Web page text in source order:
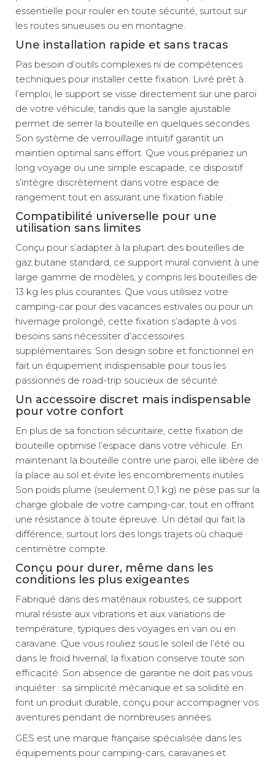
essentielle pour rouler en toute sécurité, surtout sur
les routes sinueuses ou en montagne.
Une installation rapide et sans tracas
Pas besoin d’outils complexes ni de compétences
techniques pour installer cette fixation. Livré prêt à
l’emploi, le support se visse directement sur une paroi
de votre véhicule, tandis que la sangle ajustable
permet de serrer la bouteille en quelques secondes.
Son système de verrouillage intuitif garantit un
maintien optimal sans effort. Que vous prépariez un
long voyage ou une simple escapade, ce dispositif
s’intègre discrètement dans votre espace de
rangement tout en assurant une fixation fiable.
Compatibilité universelle pour une
utilisation sans limites
Conçu pour s’adapter à la plupart des bouteilles de
gaz butane standard, ce support mural convient à une
large gamme de modèles, y compris les bouteilles de
13 kg les plus courantes. Que vous utilisiez votre
camping-car pour des vacances estivales ou pour un
hivernage prolongé, cette fixation s’adapte à vos
besoins sans nécessiter d’accessoires
supplémentaires. Son design sobre et fonctionnel en
fait un équipement indispensable pour tous les
passionnés de road-trip soucieux de sécurité.
Un accessoire discret mais indispensable
pour votre confort
En plus de sa fonction sécuritaire, cette fixation de
bouteille optimise l’espace dans votre véhicule. En
maintenant la bouteille contre une paroi, elle libère de
la place au sol et évite les encombrements inutiles.
Son poids plume (seulement 0,1 kg) ne pèse pas sur la
charge globale de votre camping-car, tout en offrant
une résistance à toute épreuve. Un détail qui fait la
différence, surtout lors des longs trajets où chaque
centimètre compte.
Conçu pour durer, même dans les
conditions les plus exigeantes
Fabriqué dans des matériaux robustes, ce support
mural résiste aux vibrations et aux variations de
température, typiques des voyages en van ou en
caravane. Que vous rouliez sous le soleil de l’été ou
dans le froid hivernal, la fixation conserve toute son
efficacité. Son absence de garantie ne doit pas vous
inquiéter : sa simplicité mécanique et sa solidité en
font un produit durable, conçu pour accompagner vos
aventures pendant de nombreuses années.
GES est une marque française spécialisée dans les
équipements pour camping-cars, caravanes et